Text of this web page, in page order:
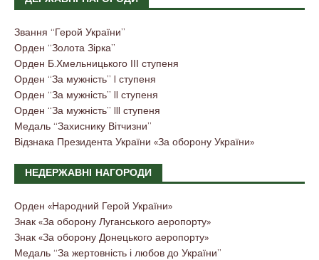
Звання “Герой України”
Орден “Золота Зірка”
Орден Б.Хмельницького ІІІ ступеня
Орден “За мужність” I ступеня
Орден “За мужність” II ступеня
Орден “За мужність” III ступеня
Медаль “Захиснику Вітчизни”
Відзнака Президента України «За оборону України»
НЕДЕРЖАВНІ НАГОРОДИ
Орден «Народний Герой України»
Знак «За оборону Луганського аеропорту»
Знак «За оборону Донецького аеропорту»
Медаль “За жертовність і любов до України”